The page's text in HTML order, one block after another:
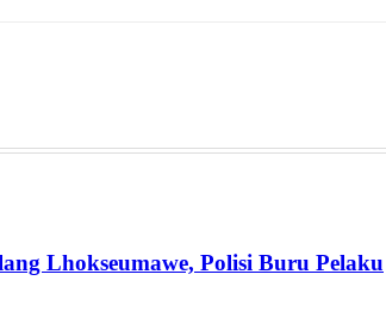
Lhokseumawe, Polisi Buru Pelaku